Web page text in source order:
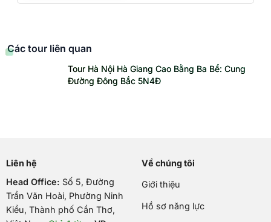
Các tour liên quan
Tour Hà Nội Hà Giang Cao Bằng Ba Bể: Cung
Đường Đông Bắc 5N4Đ
Liên hệ
Head Office: Số 5, Đường
Trần Văn Hoài, Phường Ninh
Kiều, Thành phố Cần Thơ,
Về chúng tôi
Giới thiệu
Hồ sơ năng lực